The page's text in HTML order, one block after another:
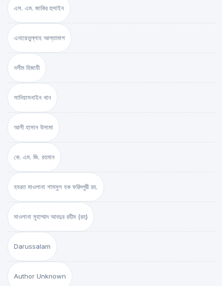
এস. এম. জাকির হুসাইন
এনায়েতুল্লাহ আল্‌তামাশ
নসীম হিজাযী
সানিয়াসনাইন খান
আলী হাসান উসামা
কে. এম. জি. রহমান
হযরত মাওলানা শামসুল হক ফরিদপুরী রহ.
মাওলানা মুহাম্মাদ আবদুর রহীম (রহ)
Darussalam
Author Unknown